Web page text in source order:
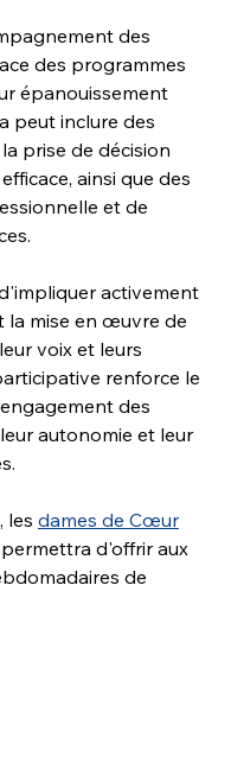
des
des programmes
épanouissement
peut inclure des
prise de décision
ainsi que des
et de
activement
la mise en œuvre de
voix et leurs
renforce le
des
autonomie et leur
les dames de Cœur
d'offrir aux
de